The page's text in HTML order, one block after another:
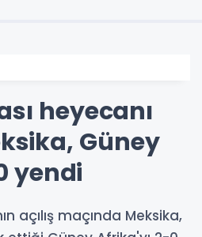
heyecanı
Güney
yendi
açılış maçında Meksika,